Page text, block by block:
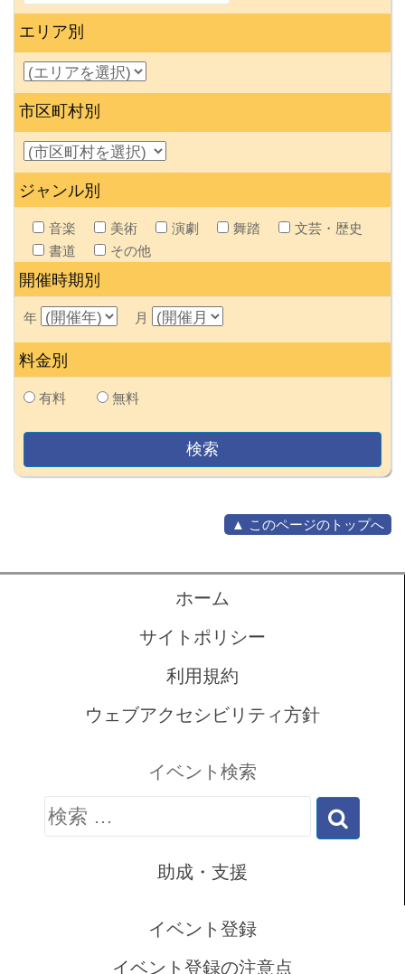
エリア別
市区町村別
ジャンル別
音楽 美術 演劇 舞踏
文芸・歴史
書道
その他
開催時期別
年 月
料金別
有料 無料
▲ このページのトップへ
ホーム
サイトポリシー
利用規約
ウェブアクセシビリティ方針
イベント検索
検
助成・支援
イベント登録
イベント登録の注意点